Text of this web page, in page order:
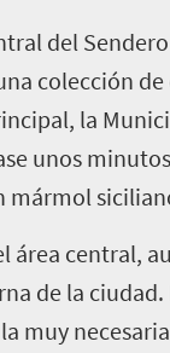
del
colección
la
unos
mármol
área central,
de la
muy